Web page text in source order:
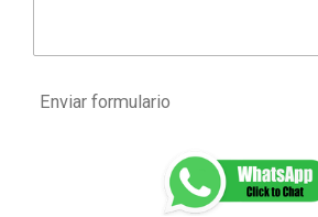
Enviar formulario